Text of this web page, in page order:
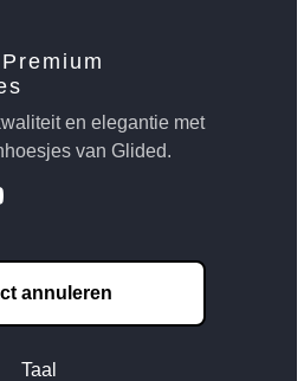
en elegantie met
van Glided.
annuleren
Taal